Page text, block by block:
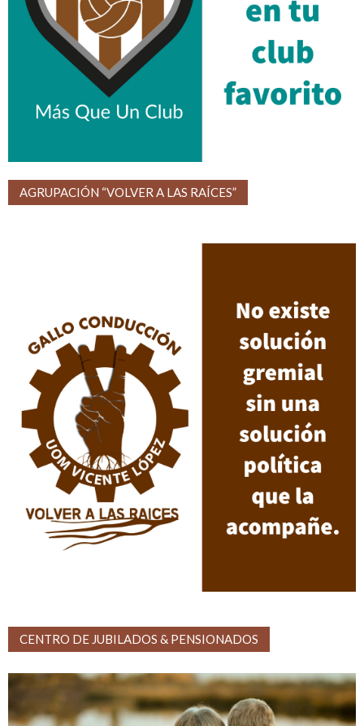
AGRUPACIÓN “VOLVER A LAS RAÍCES”
CENTRO DE JUBILADOS & PENSIONADOS